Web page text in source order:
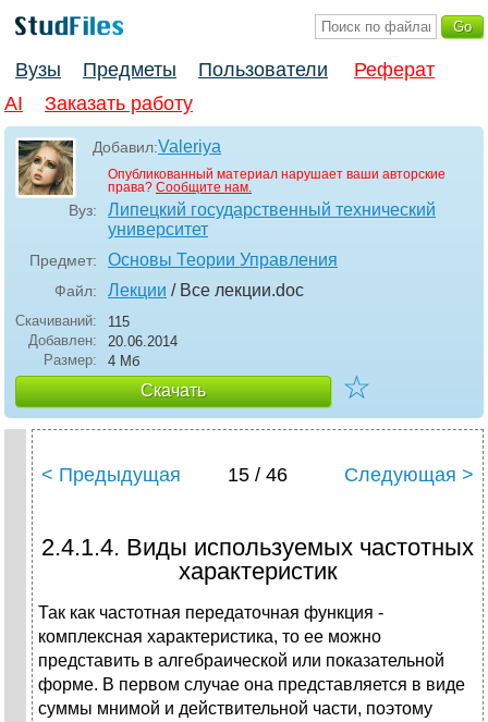
Вузы Предметы Пользователи
Реферат
AI
Заказать работу
Добавил:Valeriya
Опубликованный материал нарушает ваши авторские
права? Сообщите нам.
Вуз:
Липецкий государственный технический
университет
Предмет: Основы Теории Управления
Файл: Лекции / Все лекции.doc
Скачиваний:
115
Добавлен:
20.06.2014
Размер:
4 Мб
Скачать ☆
< Предыдущая 15 / 46 Следующая >
2.4.1.4. Виды используемых частотных
характеристик
Так как частотная передаточная функция -
комплексная характеристика, то ее можно
представить в алгебраической или показательной
форме. В первом случае она представляется в виде
суммы мнимой и действительной части, поэтому